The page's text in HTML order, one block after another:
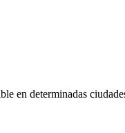
en determinadas